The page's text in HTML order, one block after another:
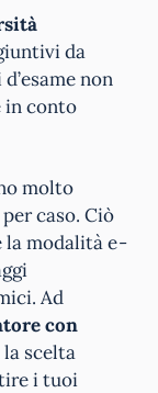
da
non
in conto
molto
caso. Ciò
la modalità e-
Ad
con
scelta
i tuoi